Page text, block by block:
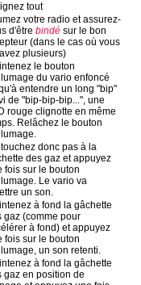
tout
votre radio et assurez-
d'être bindé sur le bon
(dans le cas où vous
plusieurs)
le bouton
du vario enfoncé
entendre un long "bip"
de "bip-bip-bip...", une
rouge clignotte en même
Relâchez le bouton
touchez donc pas à la
des gaz et appuyez
fois sur le bouton
Le vario va
un son.
à fond la gâchette
gaz (comme pour
à fond) et appuyez
fois sur le bouton
un son retenti.
à fond la gâchette
gaz en position de